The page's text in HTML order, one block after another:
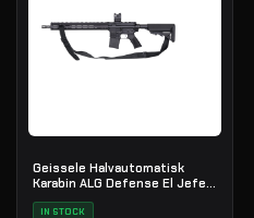
Geissele Halvautomatisk
Karabin ALG Defense El Jefe
16" AR-15 5.56 NATO - Black
IN STOCK